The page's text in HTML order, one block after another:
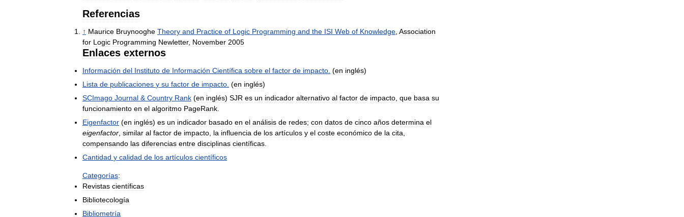
Referencias
↑ Maurice Bruynooghe Theory and Practice of Logic Programming and the ISI Web of Knowledge Association
for Logic Programming Newletter, November 2005
Enlaces externos
Información del Instituto de Información Científica sobre el factor de impacto (en inglés)
Lista de publicaciones y su factor de impacto (en inglés)
SCImago Journal & Country Rank (en inglés) SJR es un indicador alternativo al factor de impacto que basa su
funcionamiento en el algoritmo PageRank
Eigenfactor (en inglés) es un indicador basado en el análisis de redes; con datos de cinco años determina el
eigenfactor similar al factor de impacto la influencia de los artículos y el coste económico de la cita
compensando las diferencias entre disciplinas científicas
Cantidad y calidad de los artículos científicos
Categorías:
Revistas científicas
Bibliotecología
Bibliometría